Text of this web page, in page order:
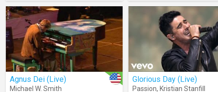
Agnus Dei (Live)
Michael W. Smith
Glorious Day (Live)
Passion, Kristian Stanfill